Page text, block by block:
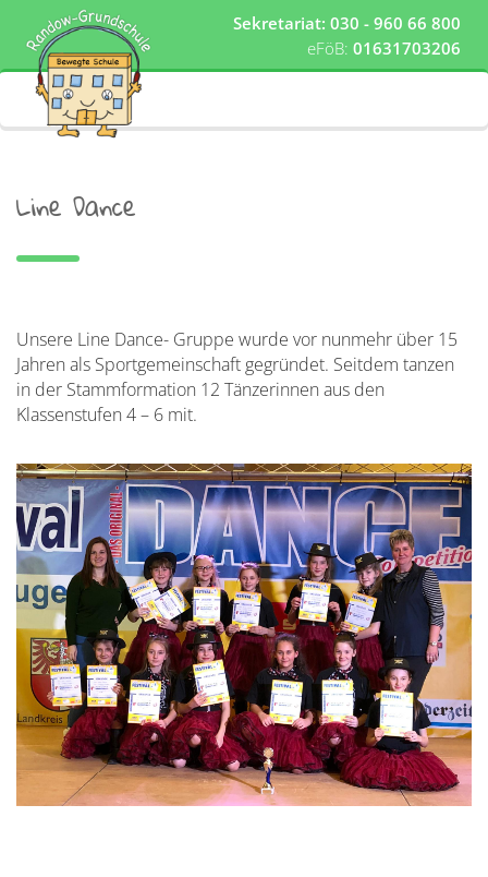
Sekretariat: 030 - 960 66 800
eFöB: 01631703206
Line Dance
Unsere Line Dance- Gruppe wurde vor nunmehr über 15
Jahren als Sportgemeinschaft gegründet. Seitdem tanzen
in der Stammformation 12 Tänzerinnen aus den
Klassenstufen 4 – 6 mit.